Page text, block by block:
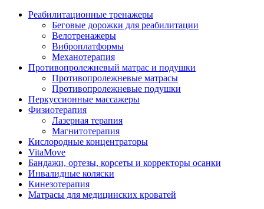
Реабилитационные тренажеры
Беговые дорожки для реабилитации
Велотренажеры
Виброплатформы
Механотерапия
Противопролежневый матрас и подушки
Противопролежневые матрасы
Противопролежневые подушки
Перкуссионные массажеры
Физиотерапия
Лазерная терапия
Магнитотерапия
Кислородные концентраторы
VitaMove
Бандажи, ортезы, корсеты и корректоры осанки
Инвалидные коляски
Кинезотерапия
Матрасы для медицинских кроватей